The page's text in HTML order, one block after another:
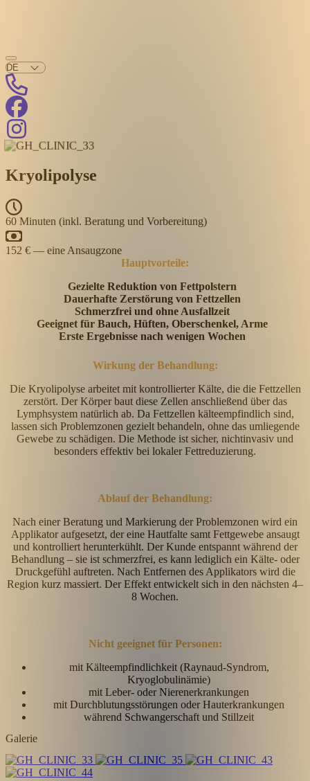
Kryolipolyse
60 Minuten (inkl. Beratung und Vorbereitung)
152 € — eine Ansaugzone
Hauptvorteile:
Gezielte Reduktion von Fettpolstern
Dauerhafte Zerstörung von Fettzellen
Schmerzfrei und ohne Ausfallzeit
Geeignet für Bauch, Hüften, Oberschenkel, Arme
Erste Ergebnisse nach wenigen Wochen
Wirkung der Behandlung:
Die Kryolipolyse arbeitet mit kontrollierter Kälte, die die Fettzellen
zerstört. Der Körper baut diese Zellen anschließend über das
Lymphsystem natürlich ab. Da Fettzellen kälteempfindlich sind,
lassen sich Problemzonen gezielt behandeln, ohne das umliegende
Gewebe zu schädigen. Die Methode ist sicher, nichtinvasiv und
besonders effektiv bei lokaler Fettreduzierung.
Ablauf der Behandlung:
Nach einer Beratung und Markierung der Problemzonen wird ein
Applikator aufgesetzt, der eine Hautfalte samt Fettgewebe ansaugt
und kontrolliert herunterkühlt. Der Kunde entspannt während der
Behandlung – sie ist schmerzfrei, es kann lediglich ein Kälte- oder
Druckgefühl auftreten. Nach Entfernen des Applikators wird die
Region kurz massiert. Der Effekt entwickelt sich in den nächsten 4–
8 Wochen.
Nicht geeignet für Personen:
mit Kälteempfindlichkeit (Raynaud-Syndrom,
Kryoglobulinämie)
mit Leber- oder Nierenerkrankungen
mit Durchblutungsstörungen oder Hauterkrankungen
während Schwangerschaft und Stillzeit
Galerie